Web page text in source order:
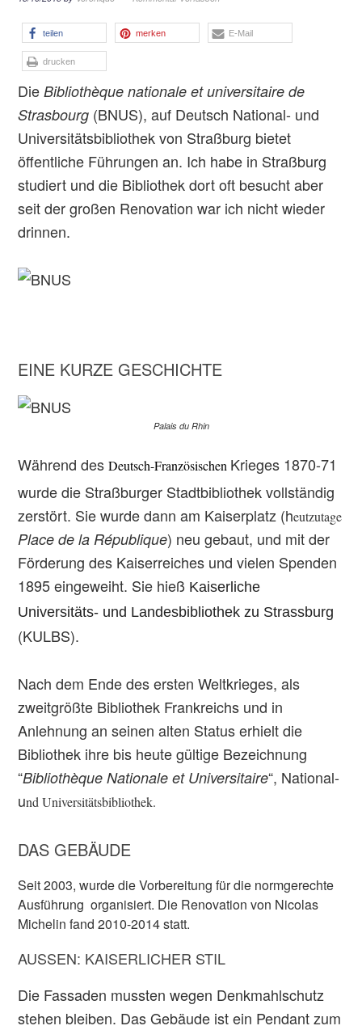
teilen merken E-Mail
drucken
DieBibliothèque nationale et universitaire de
Strasbourg (BNUS), auf Deutsch National- und
Universitätsbibliothek von Straßburg bietet
öffentliche Führungen an. Ich habe in Straßburg
studiert und die Bibliothek dort oft besucht aber
seit der großen Renovation war ich nicht wieder
drinnen.
EINE KURZE GESCHICHTE
Palais du Rhin
Während desDeutsch-Französischen Krieges 1870-71
wurde die Straßburger Stadtbibliothek vollständig
zerstört. Sie wurde dann am Kaiserplatz (heutzutage
Place de la République) neu gebaut, und mit der
Förderung des Kaiserreiches und vielen Spenden
1895 eingeweiht. Sie hieß Kaiserliche
Universitäts- und Landesbibliothek zu Strassburg
(KULBS).
Nach dem Ende des ersten Weltkrieges, als
zweitgrößte Bibliothek Frankreichs und in
Anlehnung an seinen alten Status erhielt die
Bibliothek ihre bis heute gültige Bezeichnung
“Bibliothèque Nationale et Universitaire“, National-
und Universitätsbibliothek.
DAS GEBÄUDE
Seit 2003, wurde die Vorbereitung für die normgerechte
Ausführung organisiert. Die Renovation von Nicolas
Michelin fand 2010-2014 statt.
AUSSEN: KAISERLICHER STIL
Die Fassaden mussten wegen Denkmahlschutz
stehen bleiben. Das Gebäude ist ein Pendant zum